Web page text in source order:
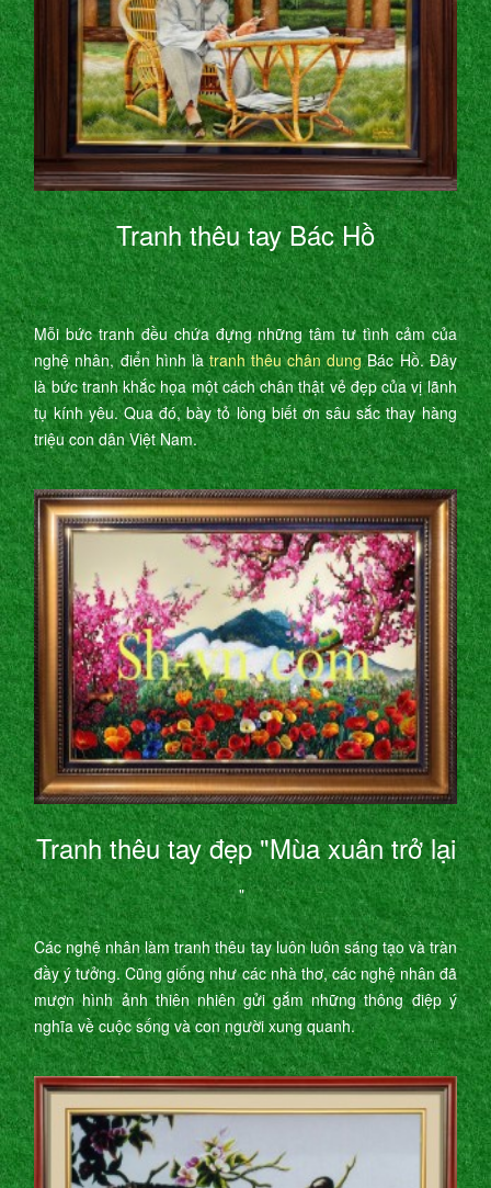
Tranh thêu tay Bác Hồ
Mỗi bức tranh đều chứa đựng những tâm tư tình cảm của
nghệ nhân, điển hình là tranh thêu chân dungBác Hồ. Đây
là bức tranh khắc họa một cách chân thật vẻ đẹp của vị lãnh
tụ kính yêu. Qua đó, bày tỏ lòng biết ơn sâu sắc thay hàng
triệu con dân Việt Nam.
Tranh thêu tay đẹp "Mùa xuân trở lại
"
Các nghệ nhân làm tranh thêu tay luôn luôn sáng tạo và tràn
đầy ý tưởng. Cũng giống như các nhà thơ, các nghệ nhân đã
mượn hình ảnh thiên nhiên gửi gắm những thông điệp ý
nghĩa về cuộc sống và con người xung quanh.